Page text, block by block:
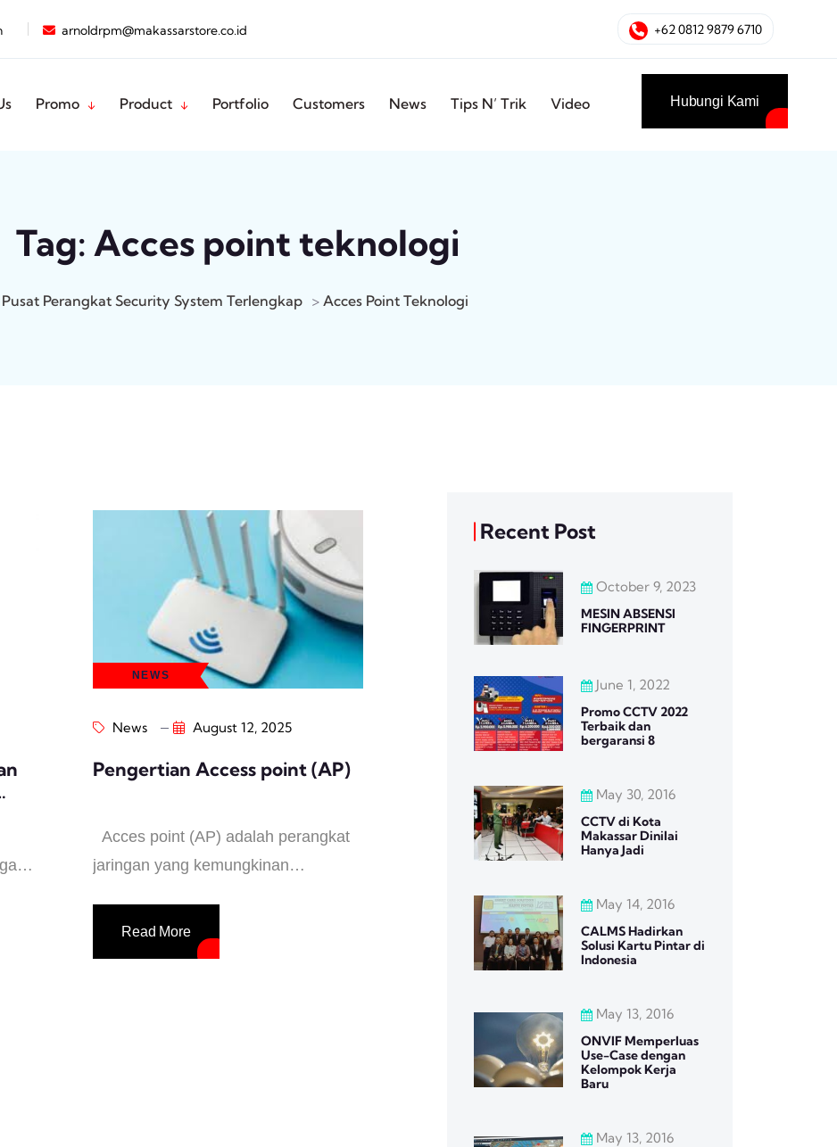
arnoldrpm@makassarstore.co.id +62 0812 9879 6710
Promo Product Portfolio Customers News Tips N’ Trik Video Hubungi Kami
Tag: Acces point teknologi
Pusat Perangkat Security System Terlengkap > Acces Point Teknologi
NEWS
News August 12, 2025
Pengertian Access point (AP)
Acces point (AP) adalah perangkat
jaringan yang kemungkinan
jaringan Wi-Fi AP bertindak sebagai
pusat penghubung antara perangkat
Read More
Recent Post
October 9, 2023
MESIN ABSENSI
FINGERPRINT
June 1, 2022
Promo CCTV 2022
Terbaik dan
bergaransi 8
May 30, 2016
CCTV di Kota
Makassar Dinilai
Hanya Jadi
May 14, 2016
CALMS Hadirkan
Solusi Kartu Pintar di
Indonesia
May 13, 2016
ONVIF Memperluas
Use-Case dengan
Kelompok Kerja
Baru
May 13, 2016